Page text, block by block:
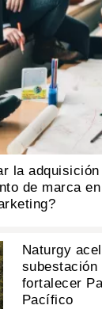
la
de marca
Naturgy
subestación
fortalecer
Pacífico